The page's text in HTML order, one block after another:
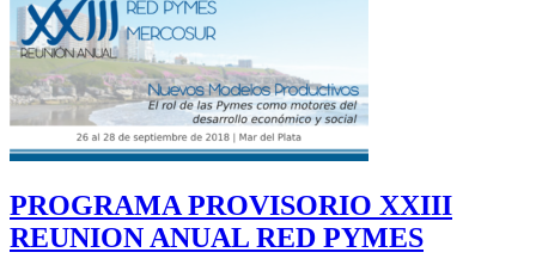
PROGRAMA PROVISORIO XXIII
REUNION ANUAL RED PYMES